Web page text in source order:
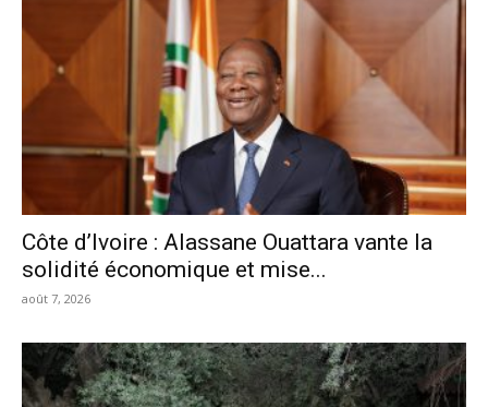
Côte d’Ivoire : Alassane Ouattara vante la
solidité économique et mise...
août 7, 2026